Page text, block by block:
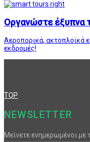
Οργανώστε έξυπνα
Αεροπορικά, ακτοπλοϊκά
εκδρομές!
TOP
NEWSLETTER
Μείνετε ενημερωμένοι με